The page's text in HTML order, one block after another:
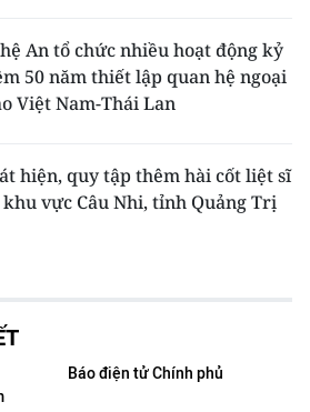
An tổ chức nhiều hoạt động kỷ
50 năm thiết lập quan hệ ngoại
Việt Nam-Thái Lan
hiện, quy tập thêm hài cốt liệt sĩ
vực Câu Nhi, tỉnh Quảng Trị
Báo điện tử Chính phủ